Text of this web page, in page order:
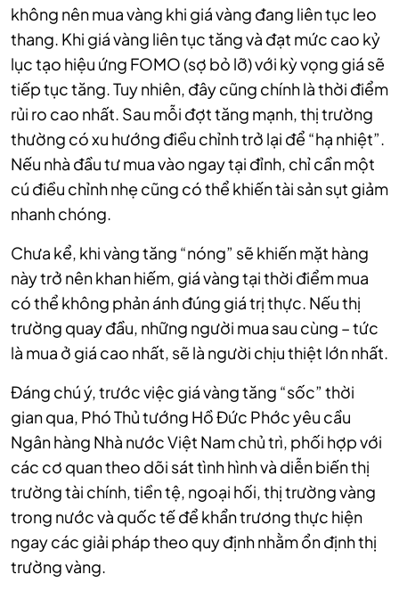
không nên mua vàng khi giá vàng đang liên tục leo
thang. Khi giá vàng liên tục tăng và đạt mức cao kỷ
lục tạo hiệu ứng FOMO (sợ bỏ lỡ) với kỳ vọng giá sẽ
tiếp tục tăng. Tuy nhiên, đây cũng chính là thời điểm
rủi ro cao nhất. Sau mỗi đợt tăng mạnh, thị trường
thường có xu hướng điều chỉnh trở lại để “hạ nhiệt”.
Nếu nhà đầu tư mua vào ngay tại đỉnh, chỉ cần một
cú điều chỉnh nhẹ cũng có thể khiến tài sản sụt giảm
nhanh chóng.
Chưa kể, khi vàng tăng “nóng” sẽ khiến mặt hàng
này trở nên khan hiếm, giá vàng tại thời điểm mua
có thể không phản ánh đúng giá trị thực. Nếu thị
trường quay đầu, những người mua sau cùng – tức
là mua ở giá cao nhất, sẽ là người chịu thiệt lớn nhất.
Đáng chú ý, trước việc giá vàng tăng “sốc” thời
gian qua, Phó Thủ tướng Hồ Đức Phớc yêu cầu
Ngân hàng Nhà nước Việt Nam chủ trì, phối hợp với
các cơ quan theo dõi sát tình hình và diễn biến thị
trường tài chính, tiền tệ, ngoại hối, thị trường vàng
trong nước và quốc tế để khẩn trương thực hiện
ngay các giải pháp theo quy định nhằm ổn định thị
trường vàng.